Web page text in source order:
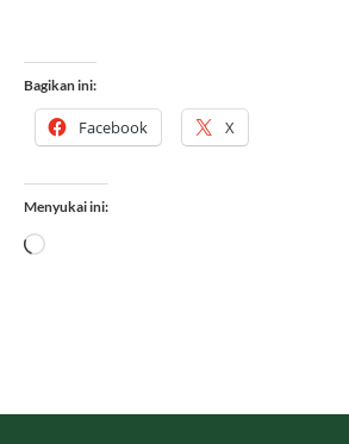
Bagikan ini:
Facebook X
Menyukai ini:
Memuat...